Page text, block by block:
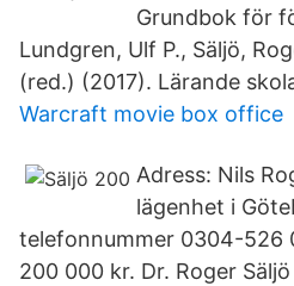
Grundbok för
Lundgren, Ulf P., Säljö,
(red.) (2017). Lärande
Warcraft movie box office
Adress: Nils
lägenhet i
telefonnummer 0304-526
200 000 kr. Dr. Roger